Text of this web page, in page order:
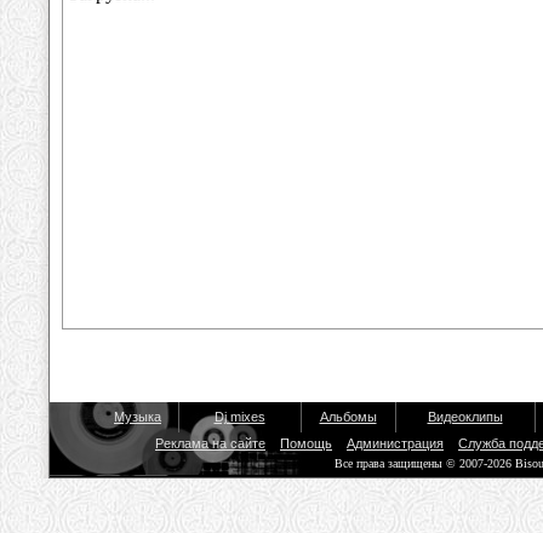
Музыка Dj mixes Альбомы
Видеоклипы
Реклама на сайте
Помощь Администрация Служба
Все права защищены © 2007-2026